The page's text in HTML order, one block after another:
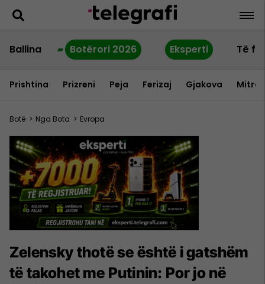
Ballina Botërori 2026 Eksperti Të
Prishtina Prizreni Peja Ferizaj Gjakova
Botë > Nga Bota > Evropa
Zelensky thotë se është i gatshëm
të takohet me Putinin: Por jo në